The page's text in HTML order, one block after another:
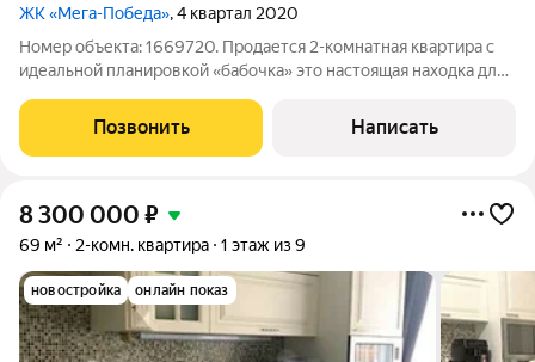
ЖК «Мега-Победа», 4 квартал 2020
Номер объекта: 1669720. Продается 2-комнатная квартира с
идеальной планировкой «бабочка» это настоящая находка для
преимущества: Идеальная планировка: Классическая
«бабочка» гарантирует тишину и
Позвонить Написать
8 300 000 ₽
69 м² 2-комн. квартира 1 этаж из 9
новостройка онлайн показ